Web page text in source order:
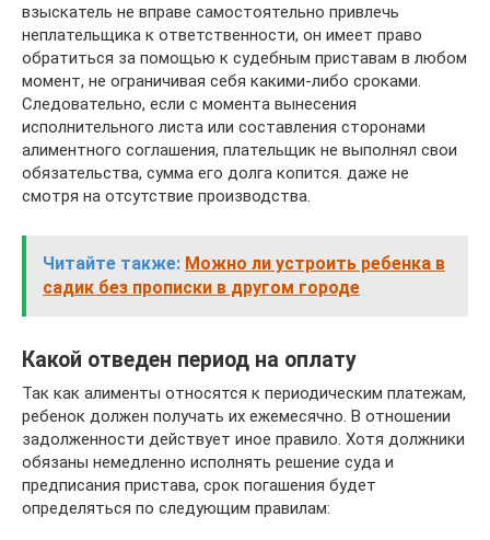
взыскатель не вправе самостоятельно привлечь
неплательщика к ответственности, он имеет право
обратиться за помощью к судебным приставам в любом
момент, не ограничивая себя какими-либо сроками.
Следовательно, если с момента вынесения
исполнительного листа или составления сторонами
алиментного соглашения, плательщик не выполнял свои
обязательства, сумма его долга копится. даже не
смотря на отсутствие производства.
Читайте также: Можно ли устроить ребенка в
садик без прописки в другом городе
Какой отведен период на оплату
Так как алименты относятся к периодическим платежам,
ребенок должен получать их ежемесячно. В отношении
задолженности действует иное правило. Хотя должники
обязаны немедленно исполнять решение суда и
предписания пристава, срок погашения будет
определяться по следующим правилам: